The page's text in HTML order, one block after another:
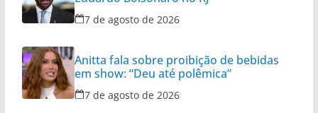
7 de agosto de 2026
Anitta fala sobre proibição de bebidas
em show: “Deu até polêmica”
7 de agosto de 2026